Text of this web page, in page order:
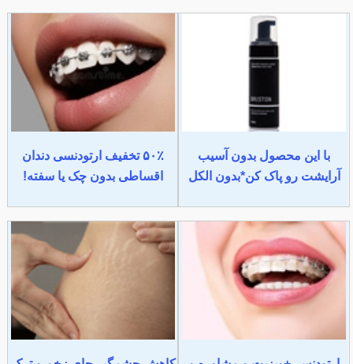
با این محصول بدون آسیب
آرایشت رو پاک کن*بدون الکل
۵۰٪ تخفیف ارتودنسی دندان
اقساطی بدون چک یا سفته!